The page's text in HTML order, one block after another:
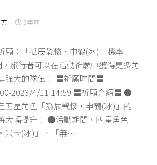
- 3年前
願：「孤辰煢懷·申鶴(冰)」機率
旅行者可以在活動祈願中獲得更多角
強大的隊伍！ 〓祈願時間〓
2023/4/11 14:59 〓祈願介紹〓 ●
五星角色「孤辰煢懷·申鶴(冰)」的
大幅提升！ ●活動期間，四星角色
米卡(冰)」、「無…